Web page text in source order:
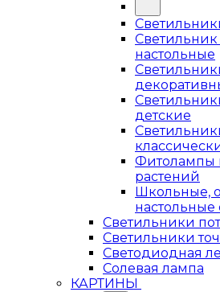
настольные
детские
Фитолампы
растений
Школьные,
настольные
Светильники
Светильники
Светодиодная
Солевая лампа
КАРТИНЫ